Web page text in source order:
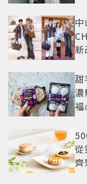
中
新
甜
濃
福
從
齊